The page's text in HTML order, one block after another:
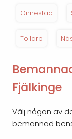
Önnestad
Tollarp
Fjälkinge
Välj någon av
bemannad